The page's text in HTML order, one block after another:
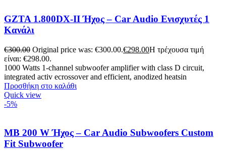
GZTA 1.800DX-II Ήχος – Car Audio Ενισχυτές 1
Κανάλι
€300.00 Original price was: €300.00.€298.00Η τρέχουσα τιμή
είναι: €298.00.
1000 Watts 1-channel subwoofer amplifier with class D circuit,
integrated activ ecrossover and efficient, anodized heatsin
Προσθήκη στο καλάθι
Quick view
-5%
MB 200 W Ήχος – Car Audio Subwoofers Custom
Fit Subwoofer